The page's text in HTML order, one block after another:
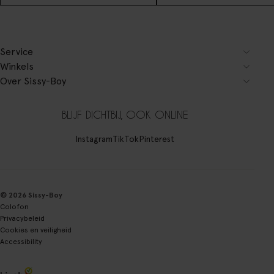
Service
Winkels
Over Sissy-Boy
BLIJF DICHTBIJ, OOK ONLINE
InstagramTikTokPinterest
© 2026 Sissy-Boy
Colofon
Privacybeleid
Cookies en veiligheid
Accessibility